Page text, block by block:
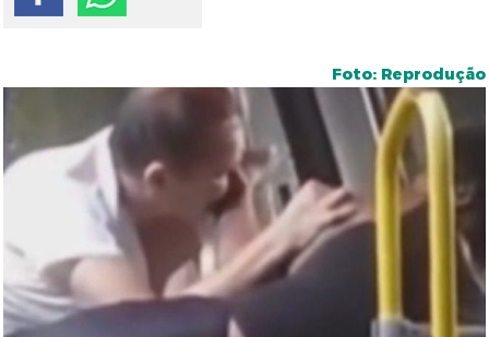
Foto: Reprodução